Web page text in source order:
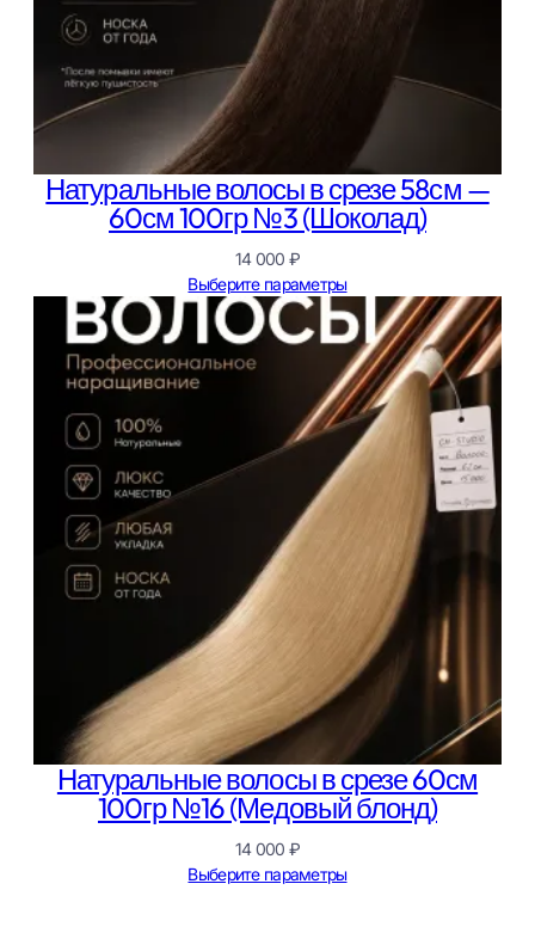
Натуральные волосы в срезе 58см —
60см 100гр №3 (Шоколад)
14 000 ₽
Выберите параметры
Натуральные волосы в срезе 60см
100гр №16 (Медовый блонд)
14 000 ₽
Выберите параметры